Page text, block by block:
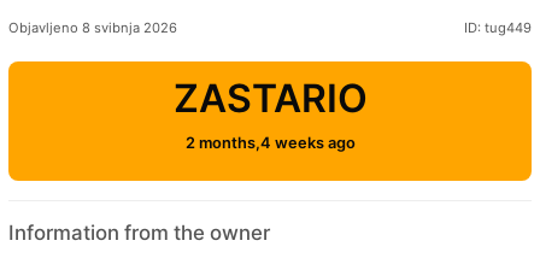
Objavljeno 8 svibnja 2026 ID: tug449
ZASTARIO
2 months,4 weeks ago
Information from the owner